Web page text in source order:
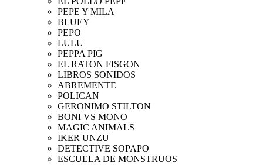
PEPE Y MILA
BLUEY
PEPO
LULU
PEPPA PIG
EL RATON FISGON
LIBROS SONIDOS
ABREMENTE
POLICAN
GERONIMO STILTON
BONI VS MONO
MAGIC ANIMALS
IKER UNZU
DETECTIVE SOPAPO
ESCUELA DE MONSTRUOS